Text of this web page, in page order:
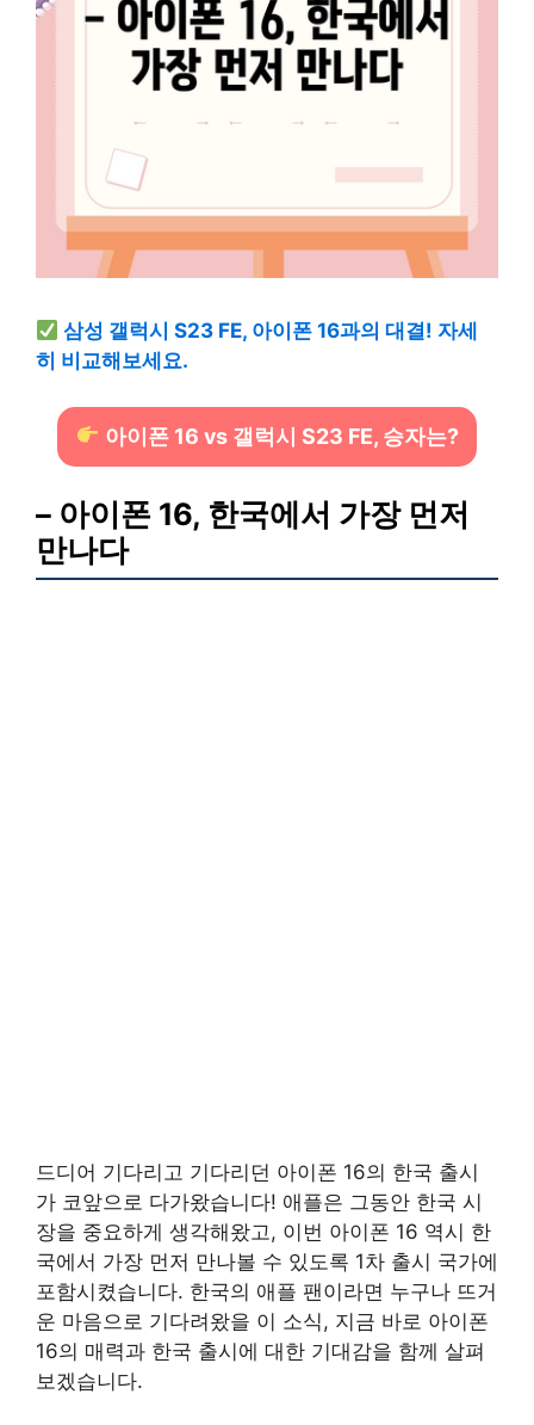
삼성 갤럭시 S23 FE, 아이폰 16과의 대결! 자세
히 비교해보세요.
아이폰 16 vs 갤럭시 S23 FE, 승자는?
– 아이폰 16, 한국에서 가장 먼저
만나다
드디어 기다리고 기다리던 아이폰 16의 한국 출시
가 코앞으로 다가왔습니다! 애플은 그동안 한국 시
장을 중요하게 생각해왔고, 이번 아이폰 16 역시 한
국에서 가장 먼저 만나볼 수 있도록 1차 출시 국가에
포함시켰습니다. 한국의 애플 팬이라면 누구나 뜨거
운 마음으로 기다려왔을 이 소식, 지금 바로 아이폰
16의 매력과 한국 출시에 대한 기대감을 함께 살펴
보겠습니다.